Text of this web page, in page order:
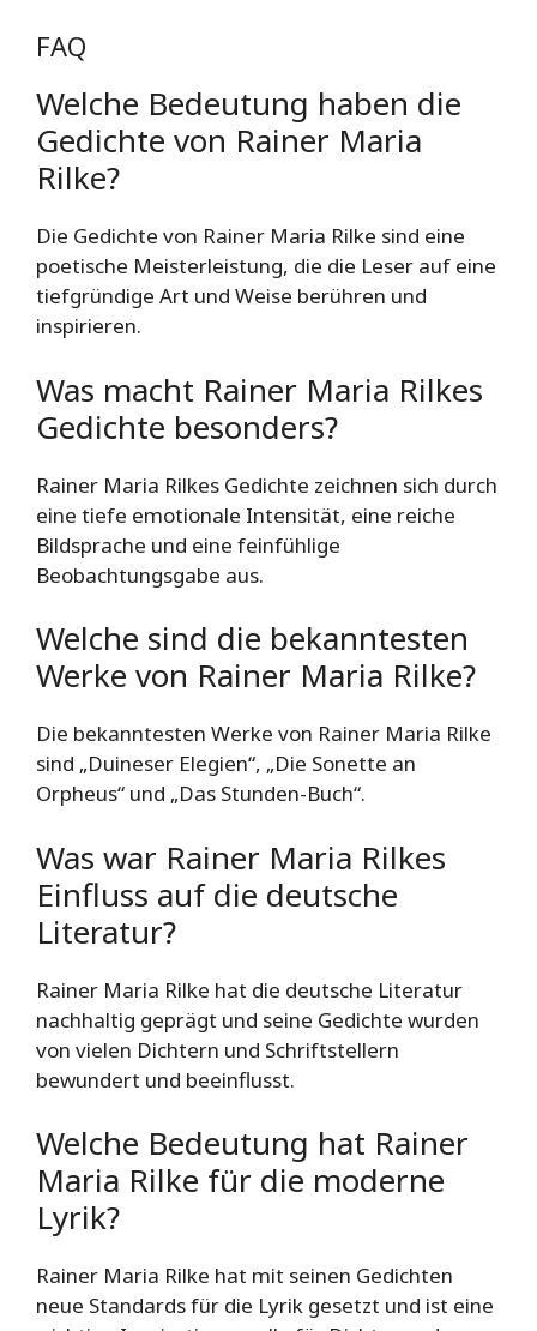
FAQ
Welche Bedeutung haben die
Gedichte von Rainer Maria
Rilke?
Die Gedichte von Rainer Maria Rilke sind eine
poetische Meisterleistung, die die Leser auf eine
tiefgründige Art und Weise berühren und
inspirieren.
Was macht Rainer Maria Rilkes
Gedichte besonders?
Rainer Maria Rilkes Gedichte zeichnen sich durch
eine tiefe emotionale Intensität, eine reiche
Bildsprache und eine feinfühlige
Beobachtungsgabe aus.
Welche sind die bekanntesten
Werke von Rainer Maria Rilke?
Die bekanntesten Werke von Rainer Maria Rilke
sind „Duineser Elegien“, „Die Sonette an
Orpheus“ und „Das Stunden-Buch“.
Was war Rainer Maria Rilkes
Einfluss auf die deutsche
Literatur?
Rainer Maria Rilke hat die deutsche Literatur
nachhaltig geprägt und seine Gedichte wurden
von vielen Dichtern und Schriftstellern
bewundert und beeinflusst.
Welche Bedeutung hat Rainer
Maria Rilke für die moderne
Lyrik?
Rainer Maria Rilke hat mit seinen Gedichten
neue Standards für die Lyrik gesetzt und ist eine